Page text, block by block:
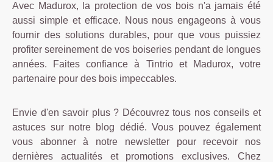
Avec Madurox, la protection de vos bois n'a jamais été
aussi simple et efficace. Nous nous engageons à vous
fournir des solutions durables, pour que vous puissiez
profiter sereinement de vos boiseries pendant de longues
années. Faites confiance à Tintrio et Madurox, votre
partenaire pour des bois impeccables.
Envie d'en savoir plus ? Découvrez tous nos conseils et
astuces sur notre blog dédié. Vous pouvez également
vous abonner à notre newsletter pour recevoir nos
dernières actualités et promotions exclusives. Chez